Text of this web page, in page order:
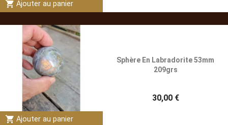
shopping_cart Ajouter au panier
shopping_cart Ajouter au panier
Sphère En Labradorite 53mm
209grs
30,00 €